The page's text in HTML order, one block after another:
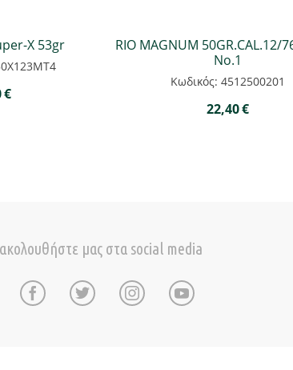
X 53gr
€
RIO MAGNUM 50GR.CAL.12/
Νο.1
Κωδικός: 4512500201
22,40€
ακολουθήστε μας στα social media